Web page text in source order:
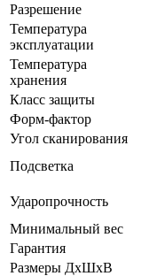
Разрешение
Температура
эксплуатации
Температура
хранения
Класс защиты
Форм-фактор
Угол сканирования
Подсветка
Ударопрочность
Минимальный вес
Гарантия
Размеры ДхШхВ